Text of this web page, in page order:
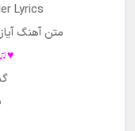
Lyrics
متن آهنگ